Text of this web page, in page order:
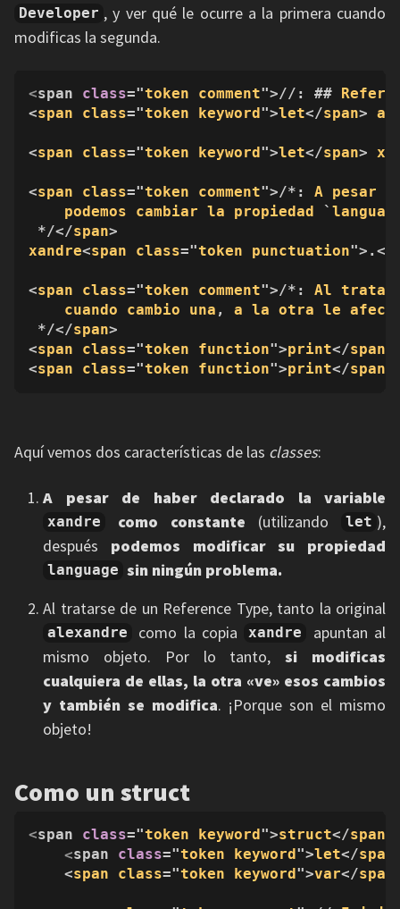
Developer , y ver qué le ocurre a la primera cuando
modificas la segunda.
<span class="token comment">//: ##
<span class="token keyword">let</span>
<span class="token keyword">let</span>
<span class="token comment">/*: A pesar
podemos
cambiar la propiedad `
*/</span
xandre<span class="token punctuation">.</
<span class="token comment">/*: Al
cuando
cambio una , a la otra le
*/</span>
<span class="token function">print</span
<span class="token function">print</span
Aquí vemos dos características de las classes:
A pesar de haber declarado la variable
xandre como constante (utilizando let ),
después podemos modificar su propiedad
language sin ningún problema.
Al tratarse de un Reference Type, tanto la original
alexandre como la copia xandre
apuntan al
mismo objeto. Por lo tanto,si modificas
cualquiera de ellas, la otra «ve» esos cambios
y también se modifica. ¡Porque son el mismo
objeto!
Como un struct
<span class="token keyword ">struct</span
<span class="token keyword ">let</span
    <
span class="token keyword ">var</span